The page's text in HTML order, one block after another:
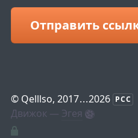
Отправить
© Qelllso, 2017...2026 РСС
Движок — Эгея